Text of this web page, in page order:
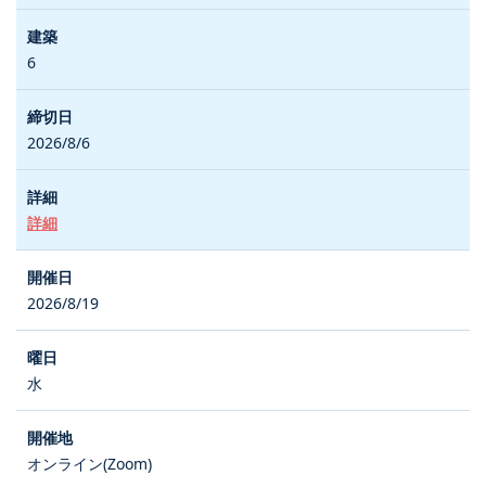
6
2026/8/6
詳細
2026/8/19
水
オンライン(Zoom)